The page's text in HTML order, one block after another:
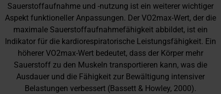
Sauerstoffaufnahme und -nutzung ist ein weiterer wichtiger
Aspekt funktioneller Anpassungen. Der VO2max-Wert, der die
maximale Sauerstoffaufnahmefähigkeit abbildet, ist ein
Indikator für die kardiorespiratorische Leistungsfähigkeit. Ein
höherer VO2max-Wert bedeutet, dass der Körper mehr
Sauerstoff zu den Muskeln transportieren kann, was die
Ausdauer und die Fähigkeit zur Bewältigung intensiver
Belastungen verbessert (Bassett & Howley, 2000).